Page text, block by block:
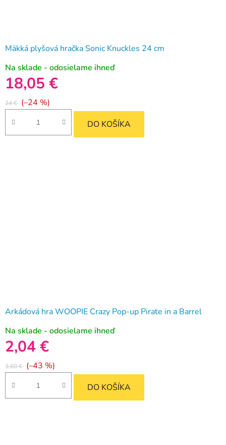
Mäkká plyšová hračka Sonic Knuckles 24 cm
Na sklade - odosielame ihneď
18,05 €
24 € (–24 %)
DO KOŠÍKA
Arkádová hra WOOPIE Crazy Pop-up Pirate in a Barrel
Na sklade - odosielame ihneď
2,04 €
3,60 € (–43 %)
DO KOŠÍKA